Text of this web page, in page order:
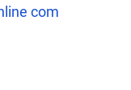
com